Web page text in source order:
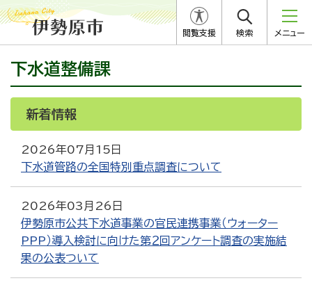
閲覧支援 検索 メニュー
下水道整備課
新着情報
2026年07月15日
下水道管路の全国特別重点調査について
2026年03月26日
伊勢原市公共下水道事業の官民連携事業（ウォーター
PPP）導入検討に向けた第２回アンケート調査の実施結
果の公表ついて